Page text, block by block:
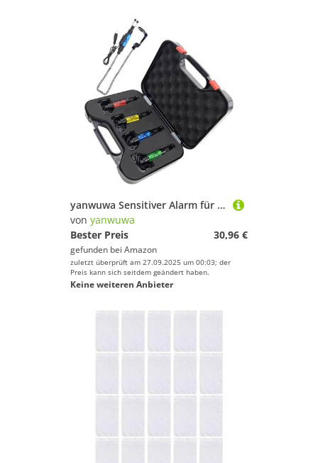
yanwuwa Sensitiver Alarm für Karpfenangeln, Kettenangeln, Zubehör, Präzision, Bissanzeiger
von yanwuwa
Bester Preis
30,96 €
gefunden bei Amazon
zuletzt überprüft am 27.09.2025 um 00:03; der
Preis kann sich seitdem geändert haben.
Keine weiteren Anbieter